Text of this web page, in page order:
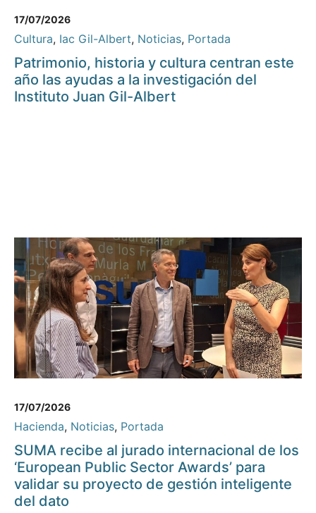
17/07/2026
Cultura, Iac Gil-Albert, Noticias, Portada
Patrimonio, historia y cultura centran este
año las ayudas a la investigación del
Instituto Juan Gil-Albert
17/07/2026
Hacienda, Noticias, Portada
SUMA recibe al jurado internacional de los
‘European Public Sector Awards’ para
validar su proyecto de gestión inteligente
del dato